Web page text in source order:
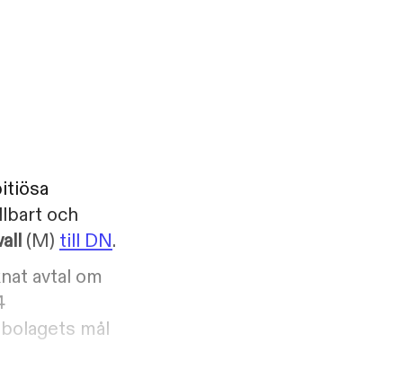
och
(M) till DN.
avtal om
mål